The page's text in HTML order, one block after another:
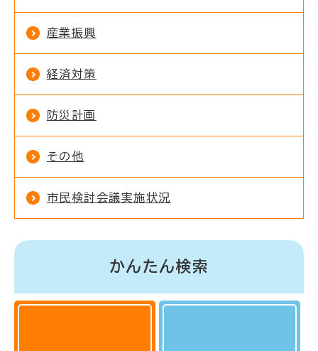
産業振興
経済対策
防災計画
その他
市民検討会議実施状況
かんたん検索